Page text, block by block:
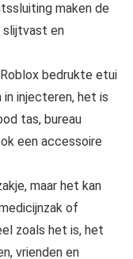
maken de
slijtvast en
Roblox bedrukte etui
injecteren, het is
tas, bureau
een accessoire
maar het kan
of
zoals het is, het
vrienden en